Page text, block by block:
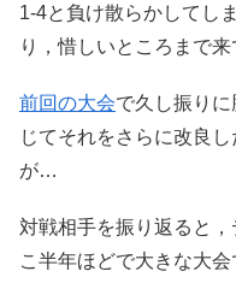
1-4と負け散らかしてし
り，惜しいところまで
前回の大会で久し振り
じてそれをさらに改良
が…
対戦相手を振り返ると
こ半年ほどで大きな大